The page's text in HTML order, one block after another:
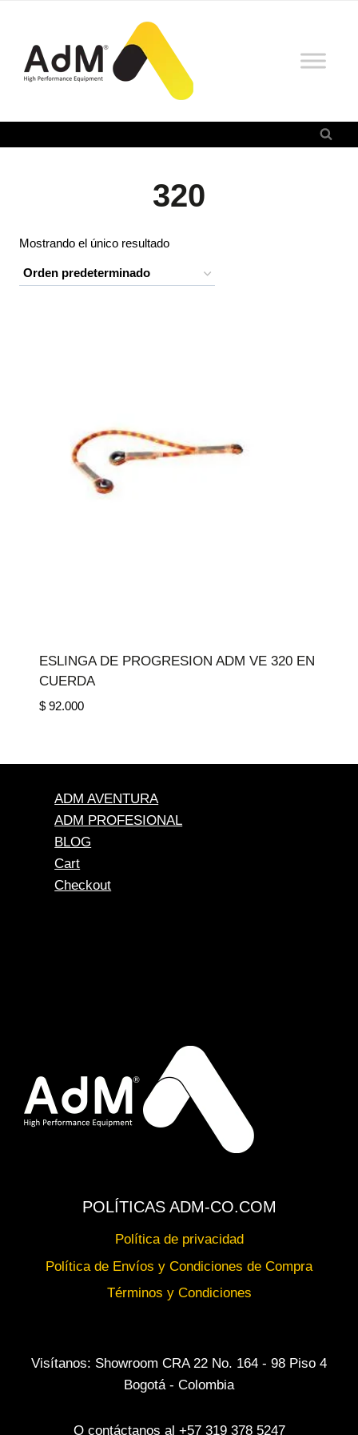
contenido
320
Mostrando el único resultado
ESLINGA DE PROGRESION ADM VE 320 EN
CUERDA
$92.000
ADM AVENTURA
ADM PROFESIONAL
BLOG
Cart
Checkout
POLÍTICAS ADM-CO.COM
Política de privacidad
Política de Envíos y Condiciones de Compra
Términos y Condiciones
Visítanos: Showroom CRA 22 No. 164 - 98 Piso 4
Bogotá - Colombia
O contáctanos al +57 319 378 5247